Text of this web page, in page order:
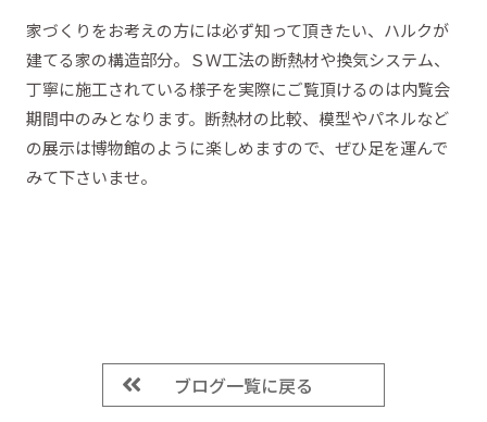
家づくりをお考えの方には必ず知って頂きたい、ハルクが
建てる家の構造部分。ＳＷ工法の断熱材や換気システム、
丁寧に施工されている様子を実際にご覧頂けるのは内覧会
期間中のみとなります。断熱材の比較、模型やパネルなど
の展示は博物館のように楽しめますので、ぜひ足を運んで
みて下さいませ。
ブログ一覧に戻る